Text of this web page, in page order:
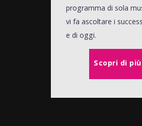
programma di sola
vi fa ascoltare i
e di oggi.
Scopri di più